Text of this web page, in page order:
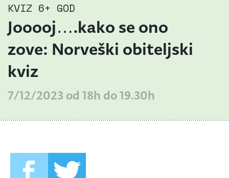
KVIZ 6+ GOD
Jooooj….kako se ono
zove: Norveški obiteljski
kviz
7/12/2023 od 18h do 19.30h